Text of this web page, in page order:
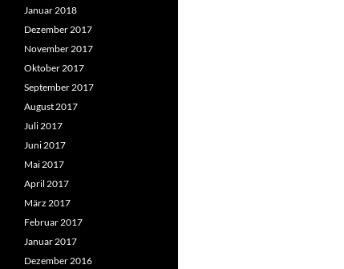
Januar 2018
Dezember 2017
November 2017
Oktober 2017
September 2017
August 2017
Juli 2017
Juni 2017
Mai 2017
April 2017
März 2017
Februar 2017
Januar 2017
Dezember 2016